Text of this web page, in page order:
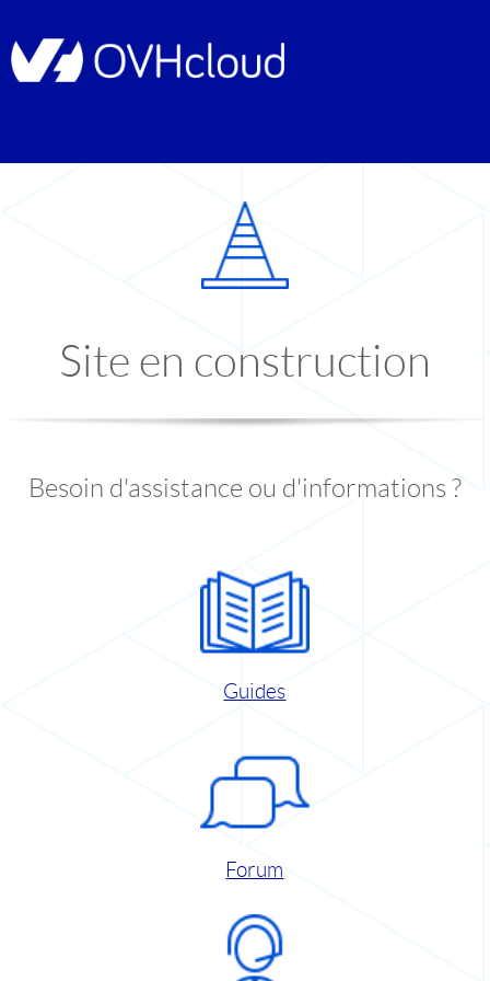
Site en construction
Besoin d'assistance ou d'informations ?
Guides
Forum